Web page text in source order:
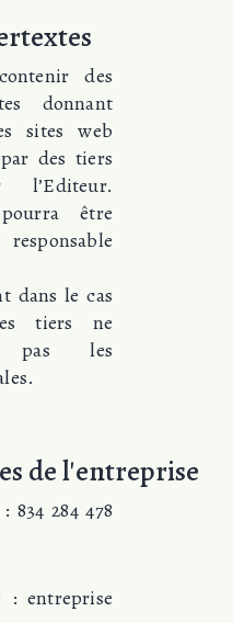
des
donnant
sites web
des tiers
être
dans le cas
tiers ne
pas les
de l'entreprise
834 284 478
: entreprise